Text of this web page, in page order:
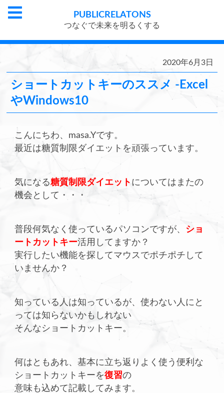
PUBLICRELATONS
つなぐで未来を明るくする
2020年6月3日
ショートカットキーのススメ -Excel
やWindows10
こんにちわ、masa.Yです。
最近は糖質制限ダイエットを頑張っています。
気になる糖質制限ダイエット についてはまたの
機会として・・・
普段何気なく使っているパソコンですが、 ショ
ートカットキー活用してますか？
実行したい機能を探してマウスでポチポチして
いませんか？
知っている人は知っているが、使わない人にと
っては知らないかもしれない
そんなショートカットキー。
何はともあれ、基本に立ち返りよく使う便利な
ショートカットキーを復習の
意味も込めて記載してみます。